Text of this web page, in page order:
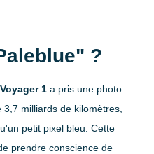
?
1 a pris une photo
milliards de kilomètres,
petit pixel bleu. Cette
prendre conscience de